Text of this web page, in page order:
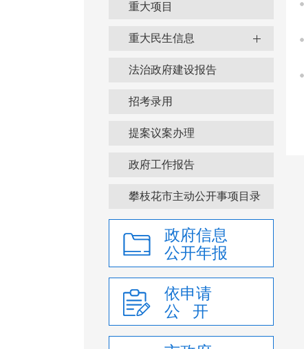
重大项目
重大民生信息
法治政府建设报告
招考录用
提案议案办理
政府工作报告
攀枝花市主动公开事项目录
政府信息
公开年报
依申请
公 开